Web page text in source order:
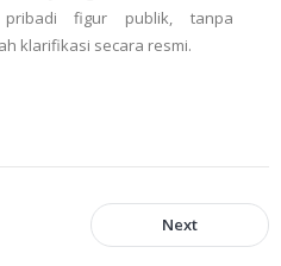
pribadi figur publik, tanpa
klarifikasi secara resmi.
Next